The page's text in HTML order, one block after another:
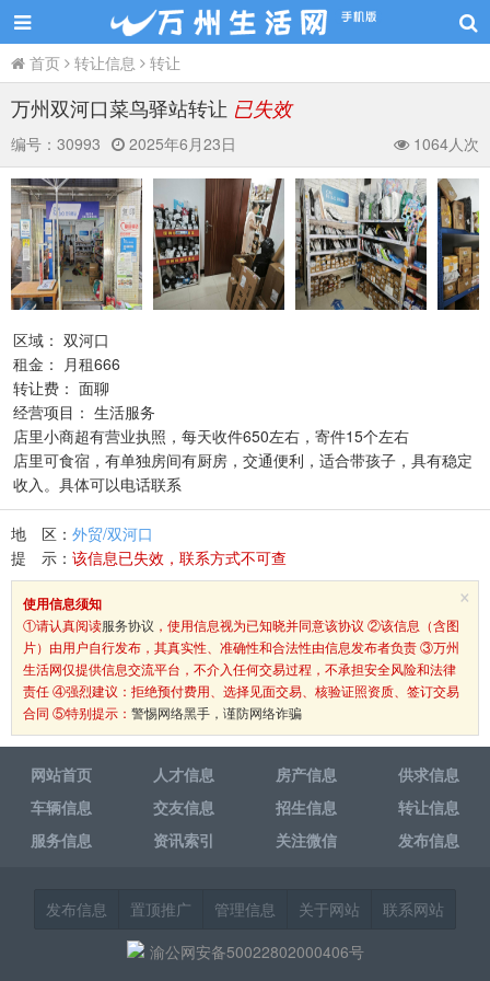
首页 转让信息 转让
万州双河口菜鸟驿站转让 已失效
编号： 30993 2025年6月23日 1064人次
区域： 双河口
租金： 月租666
转让费： 面聊
经营项目： 生活服务
店里小商超有营业执照，每天收件650左右，寄件15个左右
店里可食宿，有单独房间有厨房，交通便利，适合带孩子，具有稳定
收入。具体可以电话联系
地 区： 外贸/双河口
提 示： 该信息已失效，联系方式不可查
×
使用信息须知
①请认真阅读服务协议 ，使用信息视为已知晓并同意该协议 ②该信息（含图
片）由用户自行发布，其真实性、准确性和合法性由信息发布者负责 ③万州
生活网仅提供信息交流平台，不介入任何交易过程，不承担安全风险和法律
责任 ④强烈建议：拒绝预付费用、选择见面交易、核验证照资质、签订交易
合同 ⑤特别提示： 警惕网络黑手，谨防网络诈骗
网站首页 人才信息 房产信息
供求信息
车辆信息
交友信息 招生信息
转让信息
服务信息
资讯索引 关注微信 发布信息
发布信息 置顶推广 管理信息 关于网站
联系网站
渝公网安备50022802000406号